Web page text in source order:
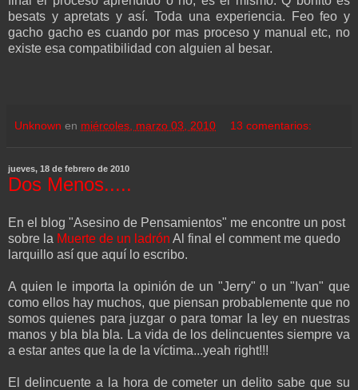
besats y apretats y así. Toda una experiencia. Feo feo y
gacho gacho es cuando por mas proceso y manual etc, no
existe esa compatibilidad con alguien al besar.
Unknown en miércoles, marzo 03, 2010 13 comentarios:
jueves, 18 de febrero de 2010
Dos Menos.....
En el blog "Asesino de Pensamientos" me encontre un post
sobre la Muerte de un ladrón Al final el comment me quedo
larquillo así que aquí lo escribo.
A quien le importa la opinión de un "Jerry" o un "Ivan" que
como ellos hay muchos, que piensan probablemente que no
somos quienes para juzgar o para tomar la ley en nuestras
manos y bla bla bla. La vida de los delincuentes siempre va
a estar antes que la de la víctima...yeah right!!!
El delincuente a la hora de cometer un delito sabe que su